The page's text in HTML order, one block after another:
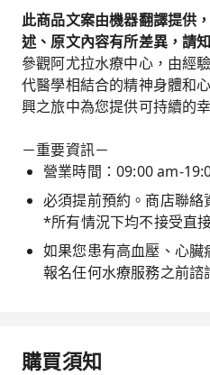
此商品文案由機器翻譯提供
述、原文內容有所差異，請
參觀阿尤拉水療中心，由經
代醫學相結合的精神身體和
興之旅中為您提供可持續的
－重要資訊－
營業時間：09:00 am-
必須提前預約。商店聯
*所有情況下均不接受直
如果您患有高血壓、心
報名任何水療服務之前諮
購買須知